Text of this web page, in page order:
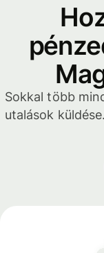
Sokkal több
utalások